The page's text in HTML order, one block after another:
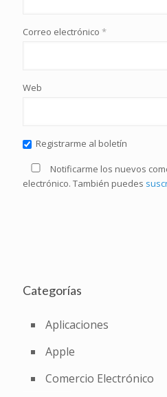
Correo electrónico *
Web
Registrarme al boletín
Notificarme los nuevos
electrónico. También puedes
Categorías
Aplicaciones
Apple
Comercio Electrónico